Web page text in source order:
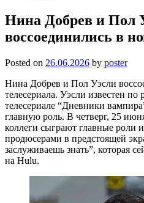
Нина Добрев и Пол
воссоединились в
Posted on 26.06.2026 by poster
Нина Добрев и Пол Уэсли
телесериала. Уэсли известен
телесериале “Дневники
главную роль. В четверг, 25
коллеги сыграют главные роли
продюсерами в предстоящей
заслуживаешь знать”, которая
на Hulu.